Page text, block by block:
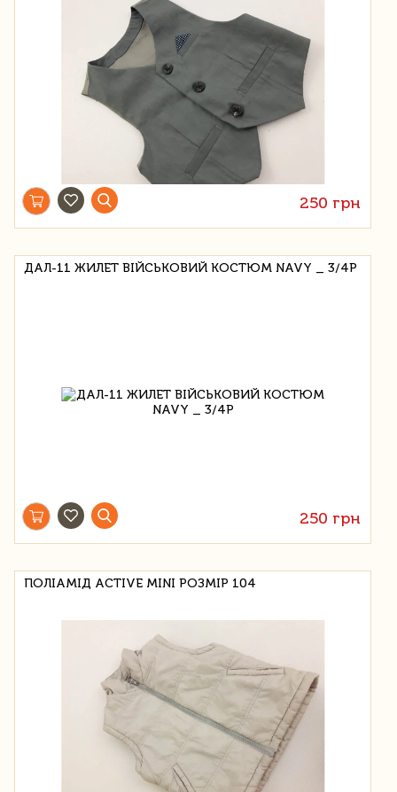
250 грн
ДАЛ-11 ЖИЛЕТ ВІЙСЬКОВИЙ КОСТЮМ NAVY _ 3/4Р
250 грн
ПОЛІАМІД ACTIVE MINI РОЗМІР 104